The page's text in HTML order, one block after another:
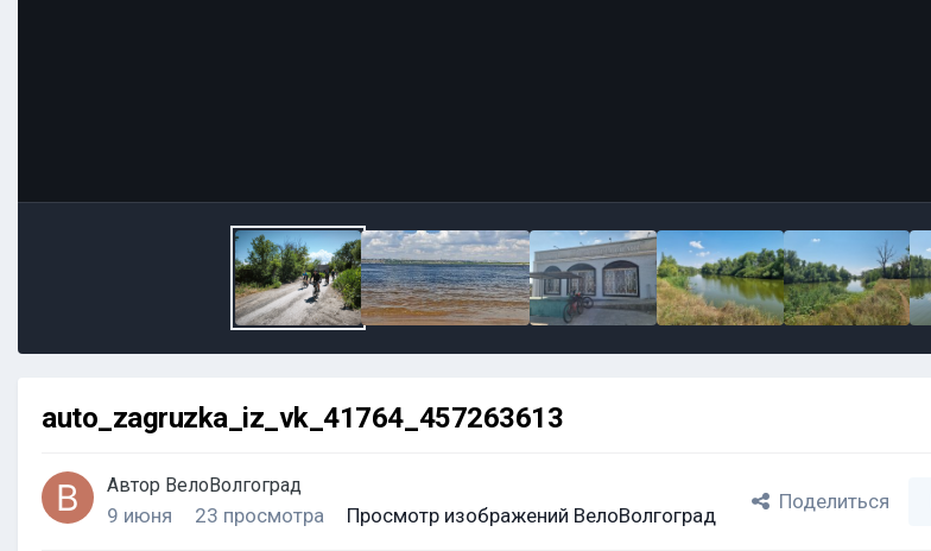
auto_zagruzka_iz_vk_41764_457263613
Автор ВелоВолгоград
9 июня 23 просмотра Просмотр изображений ВелоВолгоград
Поделиться